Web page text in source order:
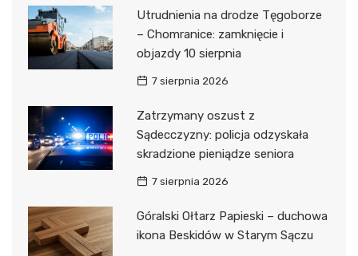
Utrudnienia na drodze Tęgoborze
– Chomranice: zamknięcie i
objazdy 10 sierpnia
7 sierpnia 2026
Zatrzymany oszust z
Sądecczyzny: policja odzyskała
skradzione pieniądze seniora
7 sierpnia 2026
Góralski Ołtarz Papieski – duchowa
ikona Beskidów w Starym Sączu